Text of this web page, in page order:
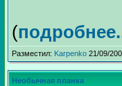
(
Разместил: Karpenko 21/09/
Необычная планка